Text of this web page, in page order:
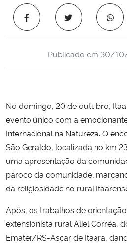
Ministério de Minas e Energia
Ministério da Ciência, Tecnologia,
Ministério do Turismo
Ministério do Desenvolvimento Regional
Ministério da Mulher, da Família e dos
Secretaria-Geral
Secretaria de Governo
Publicado em 30/
No domingo, 20 de outubro,
evento único com a
Internacional na Natureza. O
São Geraldo, localizada no km
uma apresentação da
pároco da comunidade,
da religiosidade no rural
Após, os trabalhos de
extensionista rural Aliel Corrêa,
Emater/RS-Ascar de Itaara,